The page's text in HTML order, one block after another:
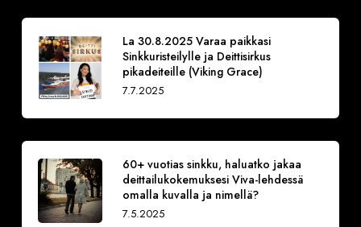
La 30.8.2025 Varaa paikkasi
Sinkkuristeilylle ja Deittisirkus
pikadeiteille (Viking Grace)
7.7.2025
60+ vuotias sinkku, haluatko jakaa
deittailukokemuksesi Viva-lehdessä
omalla kuvalla ja nimellä?
7.5.2025